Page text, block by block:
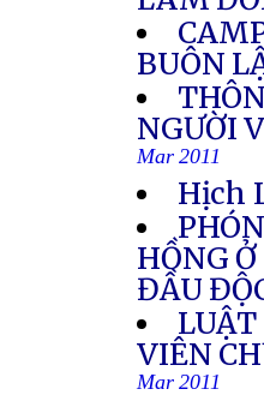
BUÔN
NGƯỜI
Mar 2011
Hịch
HỒNG
ĐẦU
VIÊN